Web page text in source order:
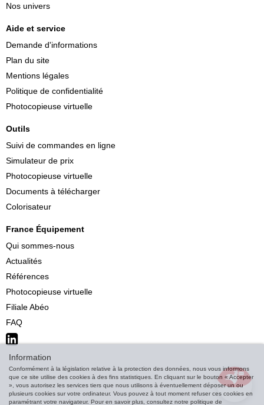
Nos univers
Aide et service
Demande d'informations
Plan du site
Mentions légales
Politique de confidentialité
Photocopieuse virtuelle
Outils
Suivi de commandes en ligne
Simulateur de prix
Photocopieuse virtuelle
Documents à télécharger
Colorisateur
France Équipement
Qui sommes-nous
Actualités
Références
Photocopieuse virtuelle
Filiale Abéo
FAQ
Information
Conformément à la législation relative à la protection des données, nous vous informons
que ce site utilise des cookies à des fins statistiques. En cliquant sur le bouton « Accepter
», vous autorisez les services tiers que nous utilisons à éventuellement déposer un ou
plusieurs cookies sur votre ordinateur. Vous pouvez à tout moment refuser ces cookies en
paramétrant votre navigateur. Pour en savoir plus, consultez notre politique de